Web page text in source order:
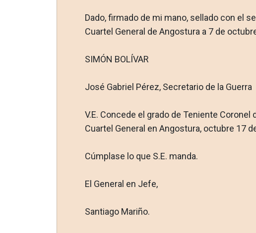
Dado, firmado de mi mano, sellado con el
Cuartel General de Angostura a 7 de
SIMÓN BOLÍVAR
José Gabriel Pérez, Secretario de la Guerra
V.E. Concede el grado de Teniente
Cuartel General en Angostura, octubre 17
Cúmplase lo que S.E. manda.
El General en Jefe,
Santiago Mariño.